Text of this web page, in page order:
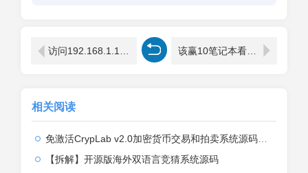
相关阅读
免激活CrypLab v2.0加密货币交易和拍卖系统源码，前台新增中文后台全部汉化
【拆解】开源版海外双语言竞猜系统源码